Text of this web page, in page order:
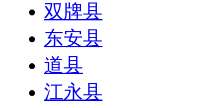
双牌县
东安县
道县
江永县